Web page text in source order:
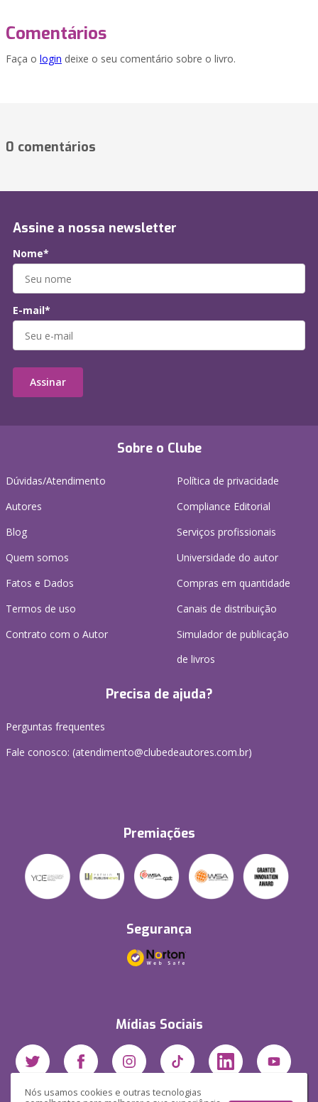
Nós usamos cookies e outras tecnologias
Comentários
Faça o login deixe o seu comentário sobre o livro.
0 comentários
Sobre o Clube
Dúvidas/Atendimento
Autores
Blog
Quem somos
Fatos e Dados
Termos de uso
Contrato com o Autor
Política de privacidade
Compliance Editorial
Serviços profissionais
Universidade do autor
Compras em quantidade
Canais de distribuição
Simulador de publicação
de livros
Precisa de ajuda?
Perguntas frequentes
Fale conosco: (atendimento@clubedeautores.com.br)
Premiações
Segurança
Mídias Sociais
Assine a nossa newsletter
Nome*
E-mail*
Assinar